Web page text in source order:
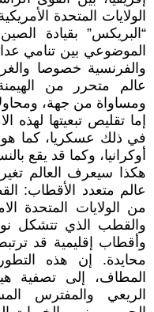
الولايات المتحدة
“البريكس” بقيادة
الموضوعي بين تنامي
والفرنسية خصوصا
عالم متحرر من الهيمنة
ومساواة من جهة،
إما تقليص تبعيتها لهذه
في ذلك عسكريا، كما هو
أوكرانيا، وكما قد يقع
هكذا سيعرف العالم
عالم متعدد الأقطاب:
من الولايات المتحدة
والقطب الذي تتشكل
وأقطاب إقليمية قد
محايدة. إن هذه
المطاف، إلى تصفية
الريعي والمفترس